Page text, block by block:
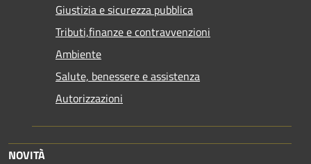
Giustizia e sicurezza pubblica
Tributi,finanze e contravvenzioni
Ambiente
Salute, benessere e assistenza
Autorizzazioni
NOVITÀ